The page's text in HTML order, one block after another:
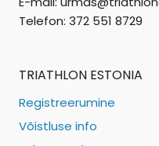
Telefon: 372 551 8729
TRIATHLON ESTONIA
Registreerumine
Võistluse info